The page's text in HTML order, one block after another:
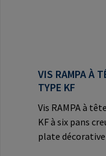
VIS RAMPA À
TYPE KF
Vis RAMPA à
KF à six pans
plate